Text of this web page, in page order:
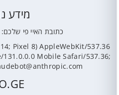
מידע
כתובת האיי פי שלכם: 216.73.217.59
Pixel 8) AppleWebKit/537.36
131.0.0.0 Mobile Safari/537.36;